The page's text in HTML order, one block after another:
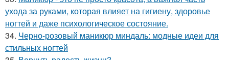
ухода за руками, которая влияет на гигиену, здоровье
ногтей и даже психологическое состояние.
34. Черно-розовый маникюр миндаль: модные идеи для
стильных ногтей